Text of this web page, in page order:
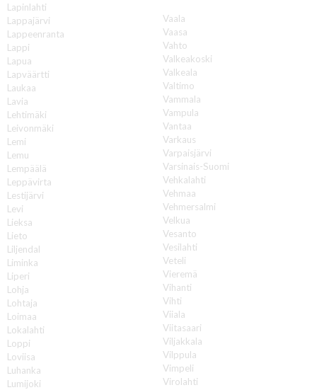
Lapinlahti
Lappajärvi
Lappeenranta
Lappi
Lapua
Lapväärtti
Laukaa
Lavia
Lehtimäki
Leivonmäki
Lemi
Lemu
Lempäälä
Leppävirta
Lestijärvi
Levi
Lieksa
Lieto
Liljendal
Liminka
Liperi
Lohja
Lohtaja
Loimaa
Lokalahti
Loppi
Loviisa
Luhanka
Lumijoki
Vaala
Vaasa
Vahto
Valkeakoski
Valkeala
Valtimo
Vammala
Vampula
Vantaa
Varkaus
Varpaisjärvi
Varsinais-Suomi
Vehkalahti
Vehmaa
Vehmersalmi
Velkua
Vesanto
Vesilahti
Veteli
Vieremä
Vihanti
Vihti
Viiala
Viitasaari
Viljakkala
Vilppula
Vimpeli
Virolahti